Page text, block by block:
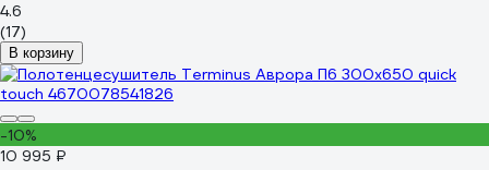
4.6
(17)
В корзину
-10%
10 995 ₽